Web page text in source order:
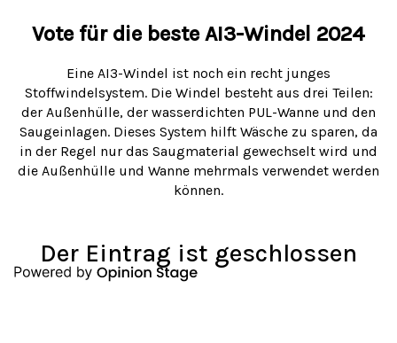
Vote für die beste AI3-Windel 2024
Eine AI3-Windel ist noch ein recht junges
Stoffwindelsystem. Die Windel besteht aus drei Teilen:
der Außenhülle, der wasserdichten PUL-Wanne und den
Saugeinlagen. Dieses System hilft Wäsche zu sparen, da
in der Regel nur das Saugmaterial gewechselt wird und
die Außenhülle und Wanne mehrmals verwendet werden
können.
Der Eintrag ist geschlossen